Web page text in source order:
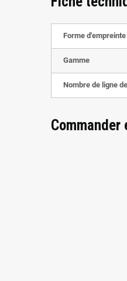
Forme d'empreinte
Gamme
Nombre de ligne